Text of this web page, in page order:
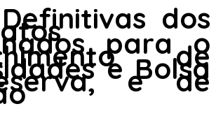
dos
para o
de
e Bolsa
e de